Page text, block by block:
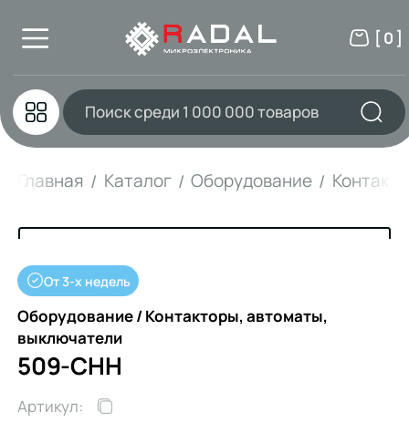
[ 0 ]
Главная Каталог Оборудование
От 3-х недель
Оборудование / Контакторы, автоматы,
выключатели
509-CHH
Артикул: